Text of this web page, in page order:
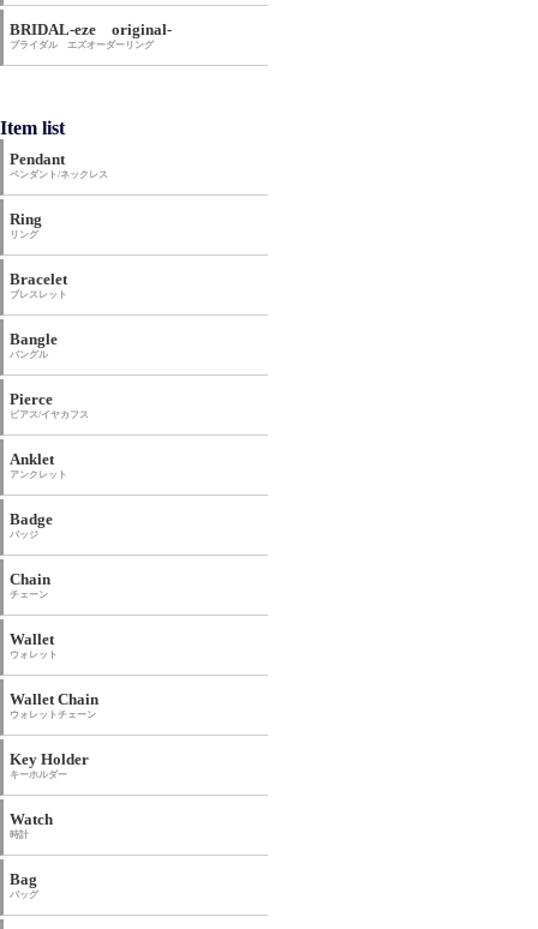
BRIDAL-eze original-
ブライダル エズオーダーリング
Item list
Pendant
ペンダント/ネックレス
Ring
リング
Bracelet
ブレスレット
Bangle
バングル
Pierce
ピアス/イヤカフス
Anklet
アンクレット
Badge
バッジ
Chain
チェーン
Wallet
ウォレット
Wallet Chain
ウォレットチェーン
Key Holder
キーホルダー
Watch
時計
Bag
バッグ